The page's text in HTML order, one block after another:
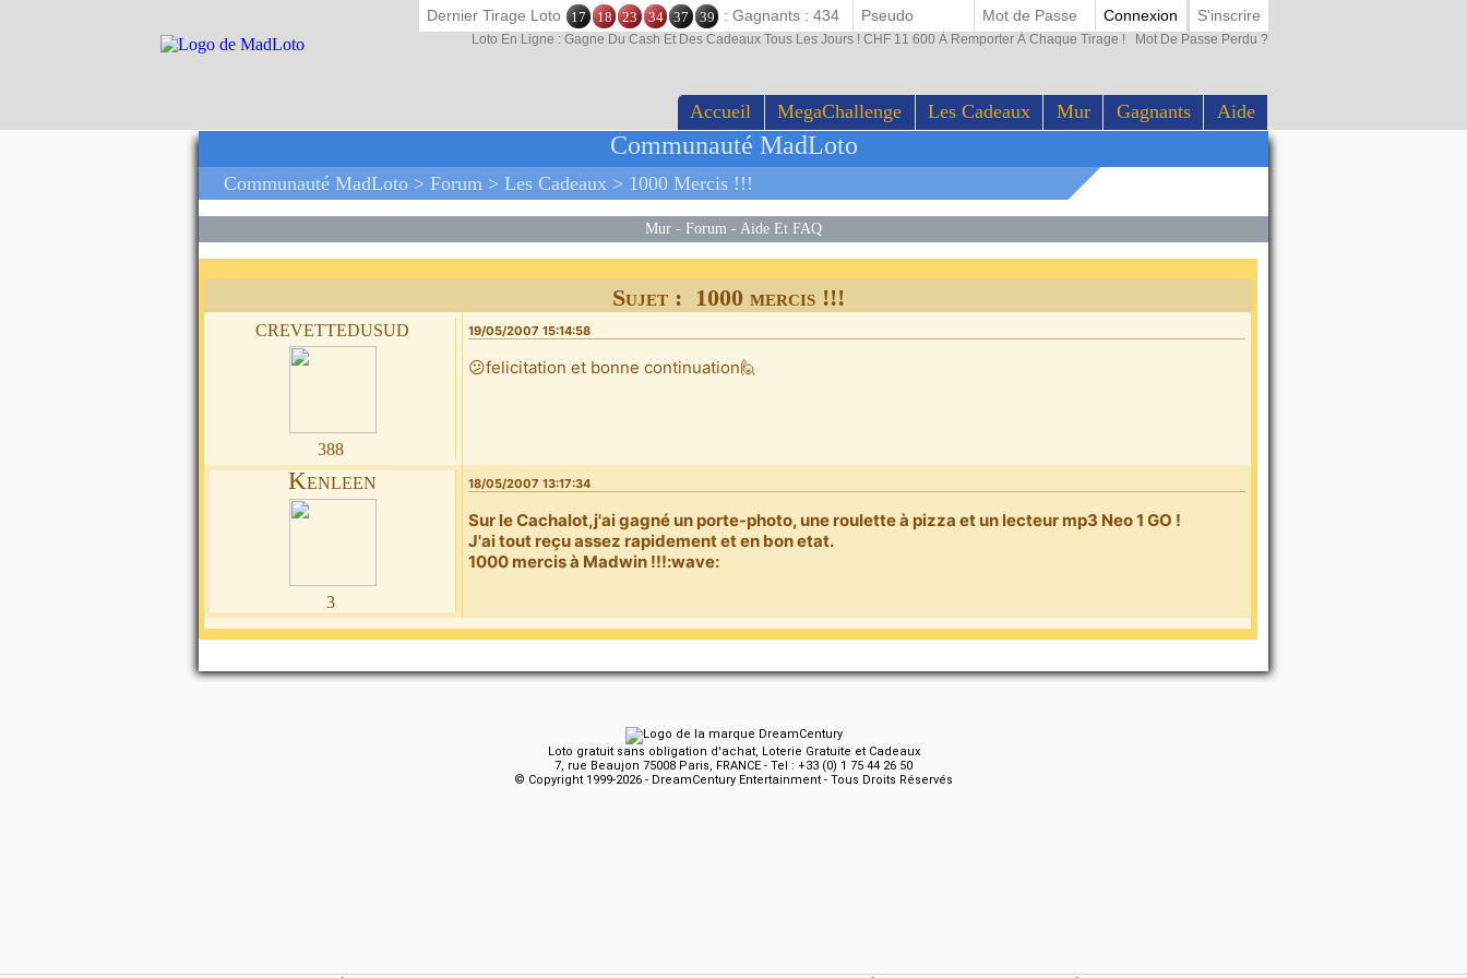
Accueil MegaChallenge Les Cadeaux Mur Gagnants Aide
Dernier Tirage Loto 17 18 23 34 37 39 : Gagnants : 434 Connexion S'inscrire
Loto En Ligne : Gagne Du Cash Et Des Cadeaux Tous Les Jours ! CHF 11 600 À Remporter À Chaque Tirage ! Mot De Passe Perdu ?
Communauté MadLoto
Communauté MadLoto > Forum > Les Cadeaux > 1000 Mercis !!!
Mur - Forum - Aide Et FAQ
Sujet : 1000 mercis !!!
crevettedusud
388
19/05/2007 15:14:58
😕felicitation et bonne continuation🙋
Kenleen
3
18/05/2007 13:17:34
Sur le Cachalot,j'ai gagné un porte-photo, une roulette à pizza et un lecteur mp3 Neo 1 GO !
J'ai tout reçu assez rapidement et en bon etat.
1000 mercis à Madwin !!!:wave:
Loto gratuit sans obligation d'achat, Loterie Gratuite et Cadeaux
7, rue Beaujon 75008 Paris, FRANCE - Tel : +33 (0) 1 75 44 26 50
© Copyright 1999-2026 - DreamCentury Entertainment - Tous Droits Réservés